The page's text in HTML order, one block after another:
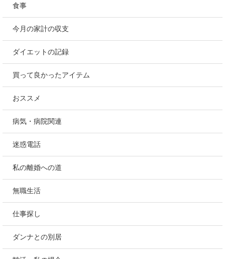
食事
今月の家計の収支
ダイエットの記録
買って良かったアイテム
おススメ
病気・病院関連
迷惑電話
私の離婚への道
無職生活
仕事探し
ダンナとの別居